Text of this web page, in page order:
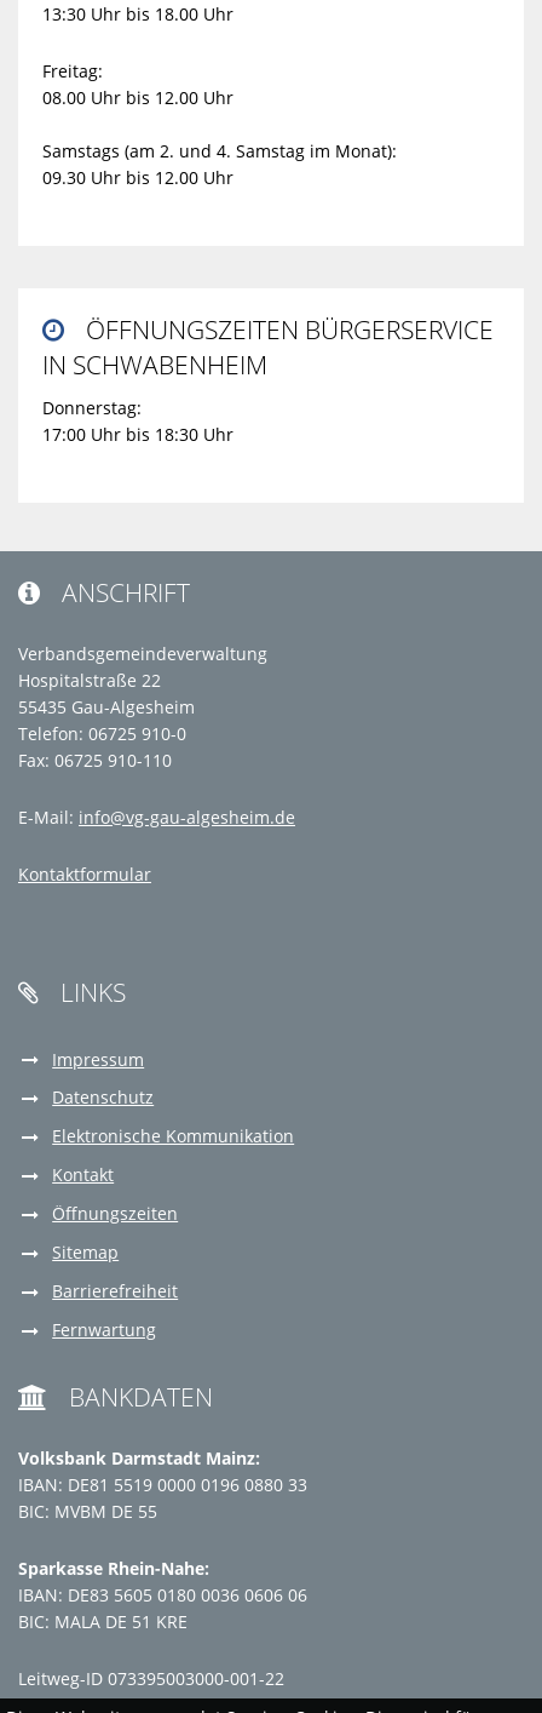
13:30 Uhr bis 18.00 Uhr
Freitag:
08.00 Uhr bis 12.00 Uhr
Samstags (am 2. und 4. Samstag im Monat):
09.30 Uhr bis 12.00 Uhr

ÖFFNUNGSZEITEN BÜRGERSERVICE
IN SCHWABENHEIM
Donnerstag:
17:00 Uhr bis 18:30 Uhr
 ANSCHRIFT
Verbandsgemeindeverwaltung
Hospitalstraße 22
55435 Gau-Algesheim
Telefon: 06725 910-0
Fax: 06725 910-110
E-Mail: info@vg-gau-algesheim.de
Kontaktformular
 LINKS
Impressum
Datenschutz
Elektronische Kommunikation
Kontakt
Öffnungszeiten
Sitemap
Barrierefreiheit
Fernwartung
 BANKDATEN
Volksbank Darmstadt Mainz:
IBAN: DE81 5519 0000 0196 0880 33
BIC: MVBM DE 55
Sparkasse Rhein-Nahe:
IBAN: DE83 5605 0180 0036 0606 06
BIC: MALA DE 51 KRE
Leitweg-ID 073395003000-001-22